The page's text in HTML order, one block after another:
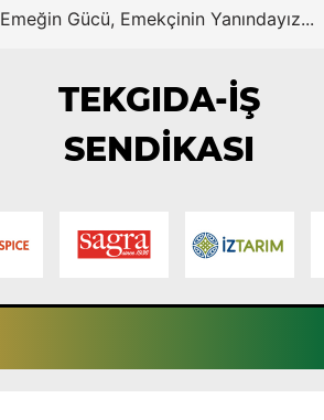
Emeğin Gücü, Emekçinin Yanındayız...
TEKGIDA-İŞ
SENDİKASI